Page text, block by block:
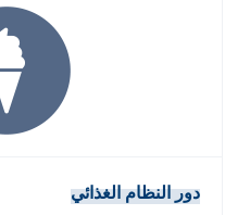
دور النظام الغذائي